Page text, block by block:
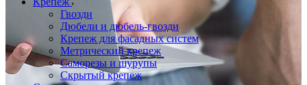
Гвозди
Дюбели и дюбель-гвозди
Крепеж для фасадных систем
Метрический крепеж
Саморезы и шурупы
Скрытый крепеж